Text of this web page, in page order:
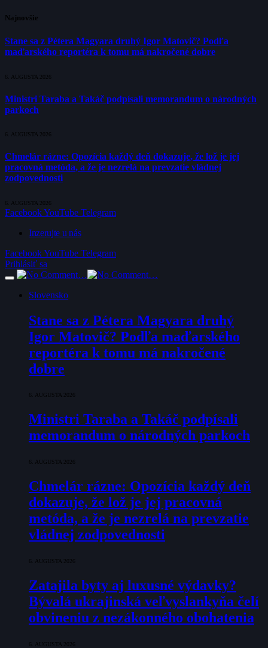
Najnovšie
Stane sa z Pétera Magyara druhý Igor Matovič? Podľa
maďarského reportéra k tomu má nakročené dobre
6. AUGUSTA 2026
Ministri Taraba a Takáč podpísali memorandum o národných
parkoch
6. AUGUSTA 2026
Chmelár rázne: Opozícia každý deň dokazuje, že lož je jej
pracovná metóda, a že je nezrelá na prevzatie vládnej
zodpovednosti
6. AUGUSTA 2026
FacebookYouTube Telegram
Inzerujte u nás
FacebookYouTube Telegram
Prihlásiť sa
Slovensko
Stane sa z Pétera Magyara druhý
Igor Matovič? Podľa maďarského
reportéra k tomu má nakročené
dobre
6. AUGUSTA 2026
Ministri Taraba a Takáč podpísali
memorandum o národných parkoch
6. AUGUSTA 2026
Chmelár rázne: Opozícia každý deň
dokazuje, že lož je jej pracovná
metóda, a že je nezrelá na prevzatie
vládnej zodpovednosti
6. AUGUSTA 2026
Zatajila byty aj luxusné výdavky?
Bývalá ukrajinská veľvyslankyňa čelí
obvineniu z nezákonného obohatenia
6. AUGUSTA 2026